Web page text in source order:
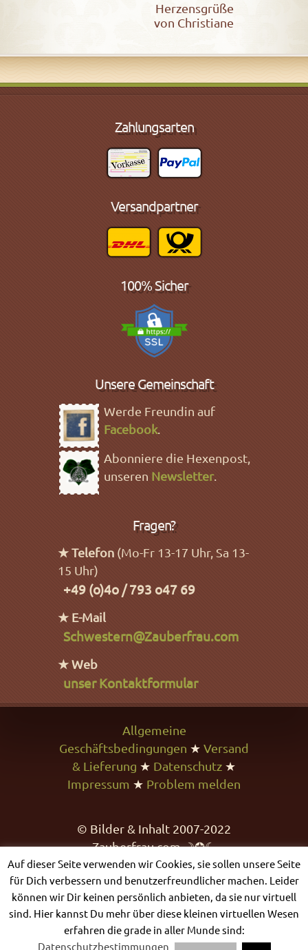
Herzensgrüße
von Christiane
Zahlungsarten
Versandpartner
100% Sicher
Unsere Gemeinschaft
Werde Freundin auf
Facebook.
Abonniere die Hexenpost,
unseren Newsletter.
Fragen?
★ Telefon (Mo-Fr 13-17 Uhr, Sa 13-
15 Uhr)
+49 (o)4o / 793 o47 69
★ E-Mail
Schwestern@Zauberfrau.com
★ Web
unser Kontaktformular
Allgemeine
Geschäftsbedingungen ★ Versand
& Lieferung ★ Datenschutz ★
Impressum ★ Problem melden
© Bilder & Inhalt 2007-2022
Zauberfrau.com ☽✪☾
Auf dieser Seite verwenden wir Cookies, sie sollen unsere Seite
für Dich verbessern und benutzerfreundlicher machen. Leider
können wir Dir keinen persönlich anbieten, da sie nur virtuell
sind. Hier kannst Du mehr über diese kleinen virtuellen Wesen
erfahren die grade in aller Munde sind:
Datenschutzbestimmungen